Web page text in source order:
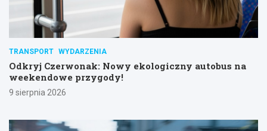
TRANSPORT WYDARZENIA
Odkryj Czerwonak: Nowy ekologiczny autobus na
weekendowe przygody!
9 sierpnia 2026